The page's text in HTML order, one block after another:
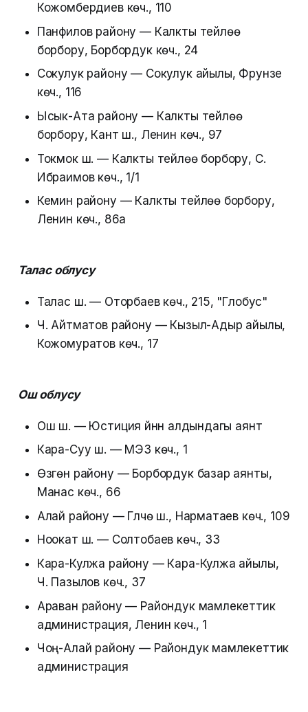
Кожомбердиев көч., 110
Панфилов району — Калкты тейлөө
борбору, Борбордук көч., 24
Сокулук району — Сокулук айылы, Фрунзе
көч., 116
Ысык-Ата району — Калкты тейлөө
борбору, Кант ш., Ленин көч., 97
Токмок ш. — Калкты тейлөө борбору, С.
Ибраимов көч., 1/1
Кемин району — Калкты тейлөө борбору,
Ленин көч., 86а
Талас облусу
Талас ш. — Оторбаев көч., 215, "Глобус"
Ч. Айтматов району — Кызыл-Адыр айылы,
Кожомуратов көч., 17
Ош облусу
Ош ш. — Юстиция үйүнүн алдындагы аянт
Кара-Суу ш. — МЭЗ көч., 1
Өзгөн району — Борбордук базар аянты,
Манас көч., 66
Алай району — Гүлчө ш., Нарматаев көч., 109
Ноокат ш. — Солтобаев көч., 33
Кара-Кулжа району — Кара-Кулжа айылы,
Ч. Пазылов көч., 37
Араван району — Райондук мамлекеттик
администрация, Ленин көч., 1
Чоң-Алай району — Райондук мамлекеттик
администрация